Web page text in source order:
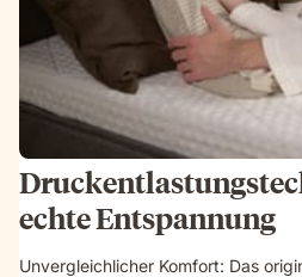
echte Entspannung
Unvergleichlicher Komfort: Das